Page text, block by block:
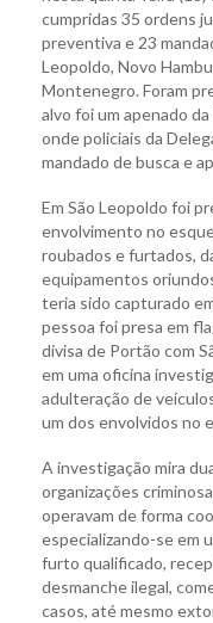
cumpridas 35 ordens
preventiva e 23
Leopoldo, Novo
Montenegro. Foram
alvo foi um apenado
onde policiais da
mandado de busca e
Em São Leopoldo foi
envolvimento no
roubados e furtados,
equipamentos
teria sido capturado
pessoa foi presa em
divisa de Portão com
em uma oficina
adulteração de
um dos envolvidos no
A investigação mira
organizações
operavam de forma
especializando-se em
furto qualificado,
desmanche ilegal,
casos, até mesmo